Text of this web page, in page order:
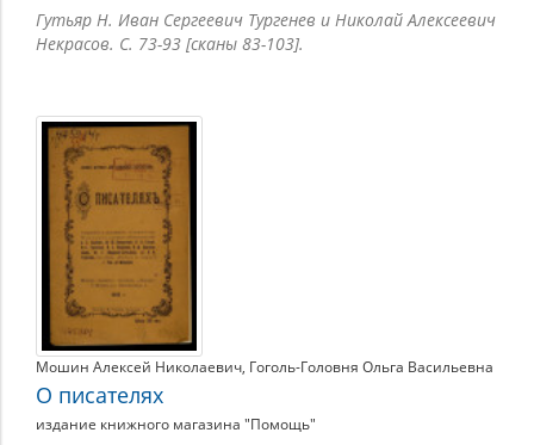
Гутьяр Н. Иван Сергеевич Тургенев и Николай Алексеевич
Некрасов. С. 73-93 [сканы 83-103].
Мошин Алексей Николаевич, Гоголь-Головня Ольга Васильевна
О писателях
издание книжного магазина "Помощь"